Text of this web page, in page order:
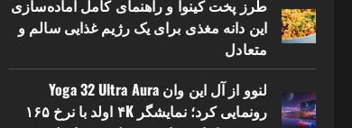
طرز پخت کینوا و راهنمای کامل آماده‌سازی
این دانه مغذی برای یک رژیم غذایی سالم و
متعادل
لنوو از آل این وان Yoga 32 Ultra Aura
رونمایی کرد؛ نمایشگر ۴K اولد با نرخ ۱۶۵